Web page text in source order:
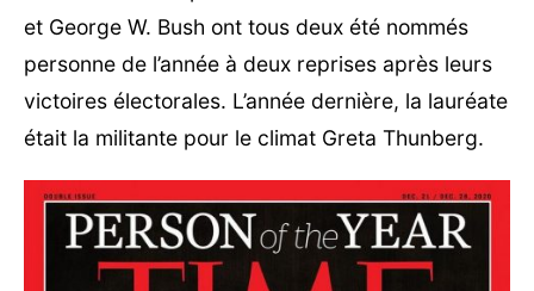
et George W. Bush ont tous deux été nommés
personne de l’année à deux reprises après leurs
victoires électorales. L’année dernière, la lauréate
était la militante pour le climat Greta Thunberg.